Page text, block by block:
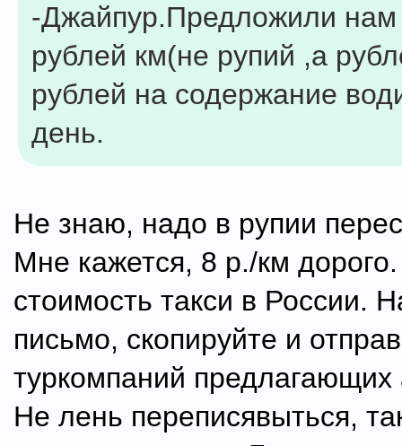
-Джайпур.Предложили нам
рублей км(не рупий ,а
рублей на содержание
день.
Не знаю, надо в рупии
Мне кажется, 8 р./км
стоимость такси в России.
письмо, скопируйте и
туркомпаний предлагающих
Не лень переписявыться,